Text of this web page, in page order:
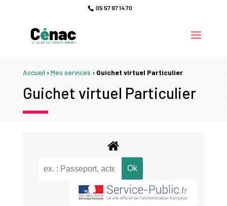
05 57 97 14 70
Accueil›Mes services›Guichet virtuel Particulier
Guichet virtuel Particulier